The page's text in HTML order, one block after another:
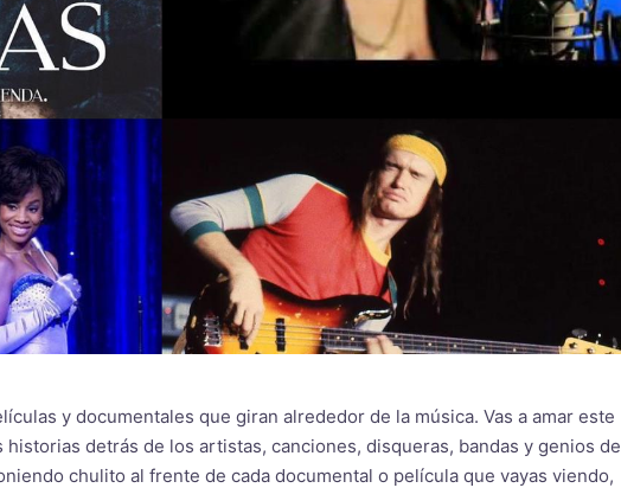
y documentales que giran alrededor de la música. Vas a amar este
detrás de los artistas, canciones, disqueras, bandas y genios de
chulito al frente de cada documental o película que vayas viendo,